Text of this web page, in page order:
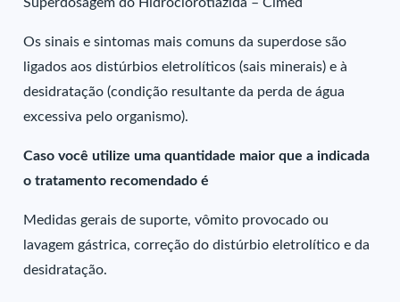
Os sinais e sintomas mais comuns da superdose são
ligados aos distúrbios eletrolíticos (sais minerais) e à
desidratação (condição resultante da perda de água
excessiva pelo organismo).
Caso você utilize uma quantidade maior que a indicada
o tratamento recomendado é
Medidas gerais de suporte, vômito provocado ou
lavagem gástrica, correção do distúrbio eletrolítico e da
desidratação.